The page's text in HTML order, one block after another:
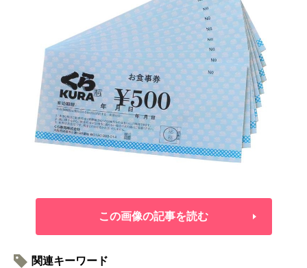
この画像の記事を読む
関連キーワード